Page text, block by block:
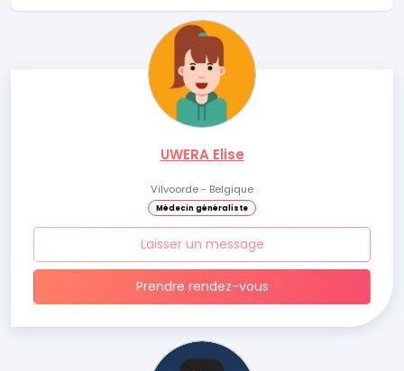
UWERA Elise
Vilvoorde - Belgique
Médecin généraliste
Laisser un message
Prendre rendez-vous